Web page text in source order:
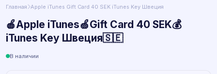
Главная Apple iTunes Gift Card 40 SEK iTunes Key Швеция
🍎Apple iTunes🍏Gift Card 40 SEK💰
iTunes Key Швеция🇸🇪
В наличии